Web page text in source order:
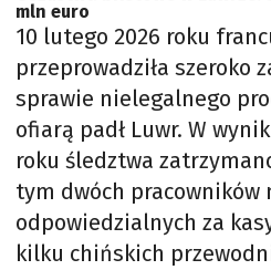
mln euro
10 lutego 2026 roku
przeprowadziła szeroko
sprawie nielegalnego
ofiarą padł Luwr. W
roku śledztwa
tym dwóch pracowników
odpowiedzialnych za
kilku chińskich